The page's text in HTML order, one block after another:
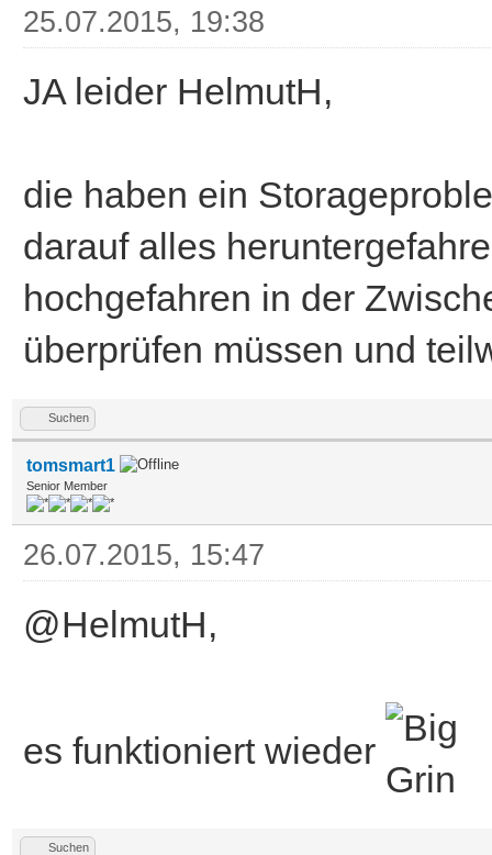
25.07.2015, 19:38
JA leider HelmutH,
die haben ein
darauf alles
hochgefahren in der
überprüfen müssen und
Suchen
tomsmart1
Senior Member
26.07.2015, 15:47
@HelmutH,
es funktioniert wieder
Suchen